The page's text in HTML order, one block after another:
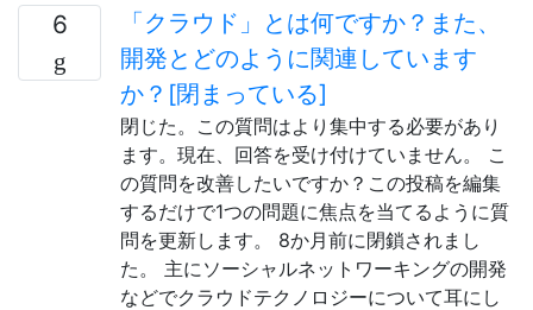
6
「クラウド」とは何ですか？また、
開発とどのように関連しています
か？[閉まっている]
閉じた。この質問はより集中する必要があり
ます。現在、回答を受け付けていません。 こ
の質問を改善したいですか？この投稿を編集
するだけで1つの問題に焦点を当てるように質
問を更新します。 8か月前に閉鎖されまし
た。 主にソーシャルネットワーキングの開発
などでクラウドテクノロジーについて耳にし